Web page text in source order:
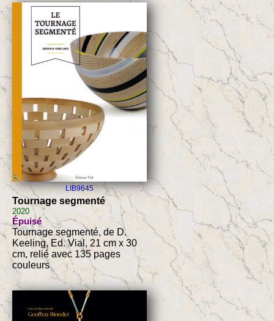
LIB9645
Tournage segmenté
2020
Épuisé
Tournage segmenté, de D.
Keeling, Ed. Vial, 21 cm x 30
cm, relié avec 135 pages
couleurs